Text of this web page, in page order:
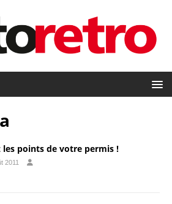
les points de votre permis !
2011